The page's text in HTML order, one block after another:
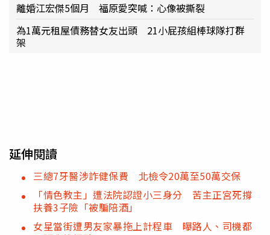
離婚江宏傑5個月 福原愛突喊：心像被撕裂
為1萬元租屋債務替女友出頭 21小屁孩組棒球隊打群
架
延伸閱讀
三總7牙醫涉詐健保費 北檢令20萬至50萬交保
「情色教主」遭法院認證小三身分 苦主正宮死撐
扶養3子險「被騙陪酒」
女星當街遭男友家暴拖上計程車 曝路人、司機都